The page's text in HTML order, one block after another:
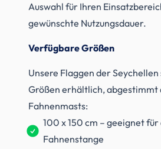
Auswahl für Ihren
gewünschte Nutzungsdauer.
Verfügbare Größen
Unsere Flaggen der
Größen erhältlich, abgestimmt
Fahnenmasts:
100 x 150 cm – geeignet für
Fahnenstange